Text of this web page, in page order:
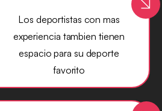
Los deportistas con mas
experiencia tambien tienen
espacio para su deporte
favorito